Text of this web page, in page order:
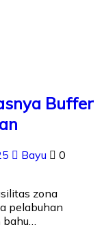
Buffer
Bayu
0
zona
pelabuhan
bahu…